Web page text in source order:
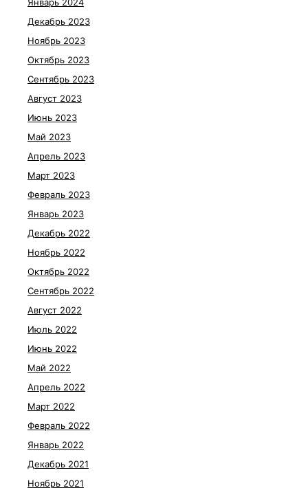
Декабрь 2023
Ноябрь 2023
Октябрь 2023
Сентябрь 2023
Август 2023
Июнь 2023
Май 2023
Апрель 2023
Март 2023
Февраль 2023
Январь 2023
Декабрь 2022
Ноябрь 2022
Октябрь 2022
Сентябрь 2022
Август 2022
Июль 2022
Июнь 2022
Май 2022
Апрель 2022
Март 2022
Февраль 2022
Январь 2022
Декабрь 2021
Ноябрь 2021